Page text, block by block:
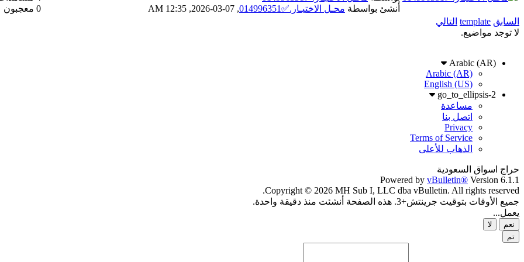
أنشئ بواسطة محـل الاختيـار.✅014996351 ,
07-03-2026, 12:35 AM
0 معجبون
السابق template التالي
لا توجد مواضيع.
Arabic (AR)
Arabic (AR)
English (US)
go_to_ellipsis-2
مساعدة
اتصل بنا
Privacy
Terms of Service
الذهاب للأعلى
حراج اسواق السعودية
Powered by vBulletin® Version 6.1.1
Copyright © 2026 MH Sub I, LLC dba vBulletin. All rights reserved.
جميع الأوقات بتوقيت جرينتش+3. هذه الصفحة أنشئت منذ دقيقة واحدة.
يعمل...
نعم
لا
تم